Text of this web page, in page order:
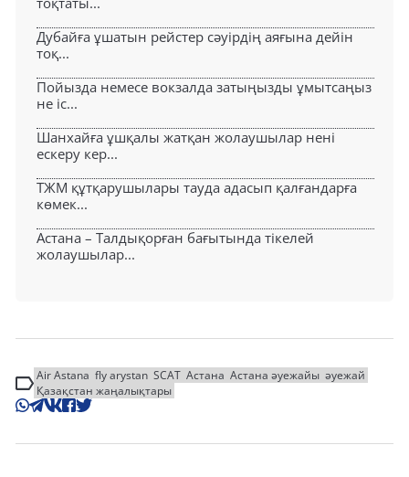
Дубайға ұшатын рейстер сәуірдің аяғына дейін
тоқ...
Пойызда немесе вокзалда затыңызды ұмытсаңыз
не іс...
Шанхайға ұшқалы жатқан жолаушылар нені
ескеру кер...
ТЖМ құтқарушылары тауда адасып қалғандарға
көмек...
Астана – Талдықорған бағытында тікелей
жолаушылар...
Air Astana fly arystan SCAT Астана Астана әуежайы әуежай
Қазақстан жаңалықтары